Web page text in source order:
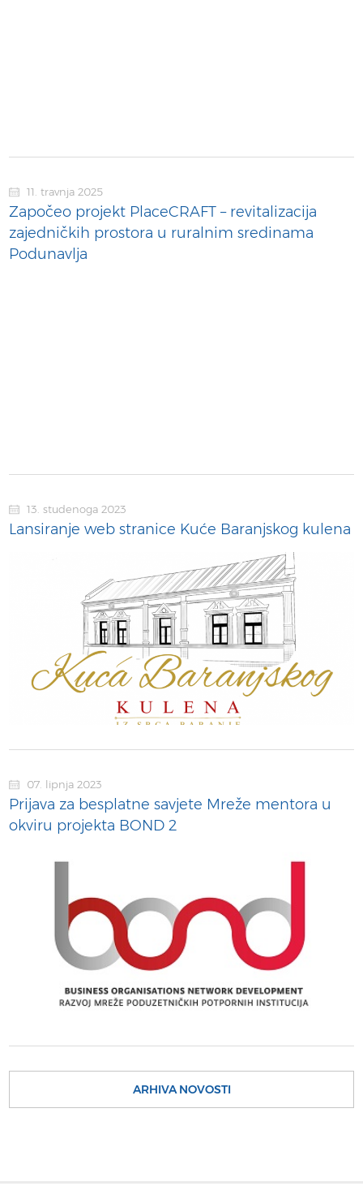
11. travnja 2025
Započeo projekt PlaceCRAFT – revitalizacija
zajedničkih prostora u ruralnim sredinama
Podunavlja
13. studenoga 2023
Lansiranje web stranice Kuće Baranjskog kulena
07. lipnja 2023
Prijava za besplatne savjete Mreže mentora u
okviru projekta BOND 2
ARHIVA NOVOSTI